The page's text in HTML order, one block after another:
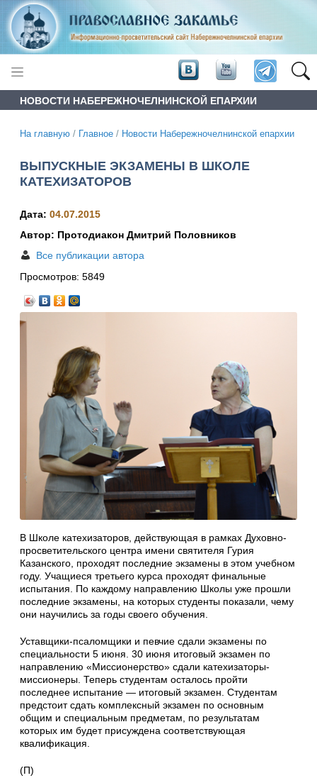
НОВОСТИ НАБЕРЕЖНОЧЕЛНИНСКОЙ ЕПАРХИИ
На главную / Главное / Новости Набережночелнинской епархии
ВЫПУСКНЫЕ ЭКЗАМЕНЫ В ШКОЛЕ
КАТЕХИЗАТОРОВ
Дата: 04.07.2015
Автор: Протодиакон Дмитрий Половников
Все публикации автора
Просмотров: 5849
В Школе катехизаторов, действующая в рамках Духовно-
просветительского центра имени святителя Гурия
Казанского, проходят последние экзамены в этом учебном
году. Учащиеся третьего курса проходят финальные
испытания. По каждому направлению Школы уже прошли
последние экзамены, на которых студенты показали, чему
они научились за годы своего обучения.
Уставщики-псаломщики и певчие сдали экзамены по
специальности 5 июня. 30 июня итоговый экзамен по
направлению «Миссионерство» сдали катехизаторы-
миссионеры. Теперь студентам осталось пройти
последнее испытание — итоговый экзамен. Студентам
предстоит сдать комплексный экзамен по основным
общим и специальным предметам, по результатам
которых им будет присуждена соответствующая
квалификация.
(П)